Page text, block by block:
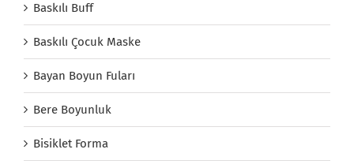
Baskılı Buff
Baskılı Çocuk Maske
Bayan Boyun Fuları
Bere Boyunluk
Bisiklet Forma